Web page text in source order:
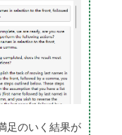
足のいく結果が